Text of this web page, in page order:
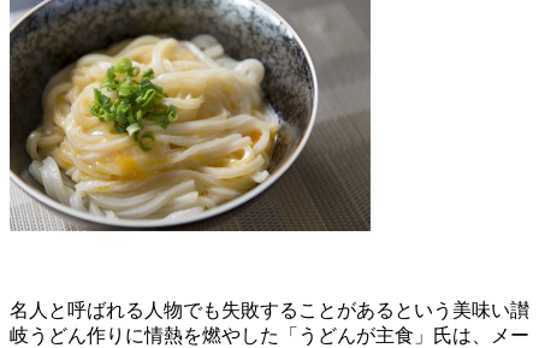
名人と呼ばれる人物でも失敗することがあるという美味い讃
岐うどん作りに情熱を燃やした「うどんが主食」氏は、メー